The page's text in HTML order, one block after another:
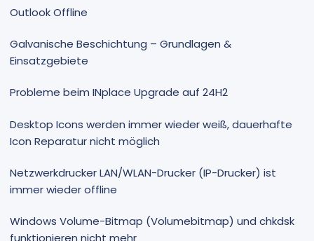
Outlook Offline
Galvanische Beschichtung – Grundlagen &
Einsatzgebiete
Probleme beim INplace Upgrade auf 24H2
Desktop Icons werden immer wieder weiß, dauerhafte
Icon Reparatur nicht möglich
Netzwerkdrucker LAN/WLAN-Drucker (IP-Drucker) ist
immer wieder offline
Windows Volume-Bitmap (Volumebitmap) und chkdsk
funktionieren nicht mehr